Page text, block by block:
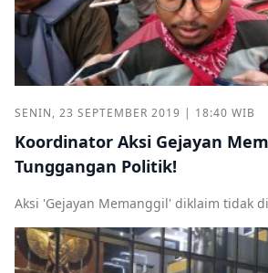
SENIN, 23 SEPTEMBER 2019 | 18:40 WIB
Koordinator Aksi Gejayan
Tunggangan Politik!
Aksi 'Gejayan Memanggil' diklaim tidak